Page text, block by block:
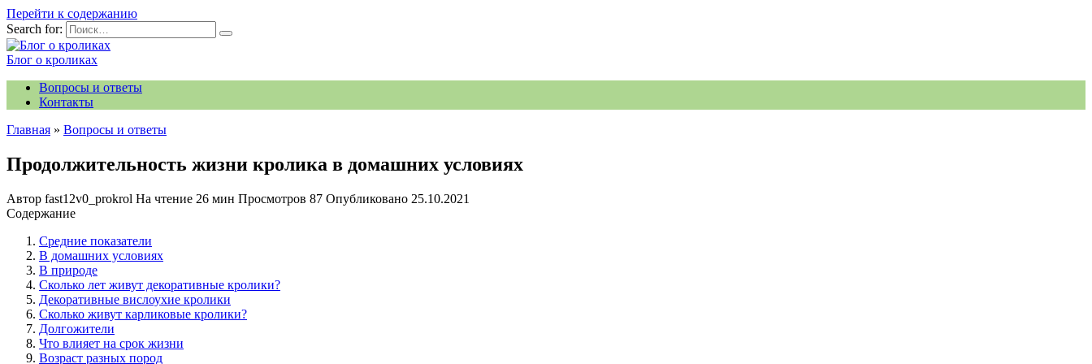
Перейти к содержанию
Search for:
Блог о кроликах
Вопросы и ответы
Контакты
Главная » Вопросы и ответы
Продолжительность жизни кролика в домашних условиях
Автор fast12v0_prokrol На чтение 26 мин Просмотров 87 Опубликовано 25.10.2021
Содержание
Средние показатели
В домашних условиях
В природе
Сколько лет живут декоративные кролики?
Декоративные вислоухие кролики
Сколько живут карликовые кролики?
Долгожители
Что влияет на срок жизни
Возраст разных пород